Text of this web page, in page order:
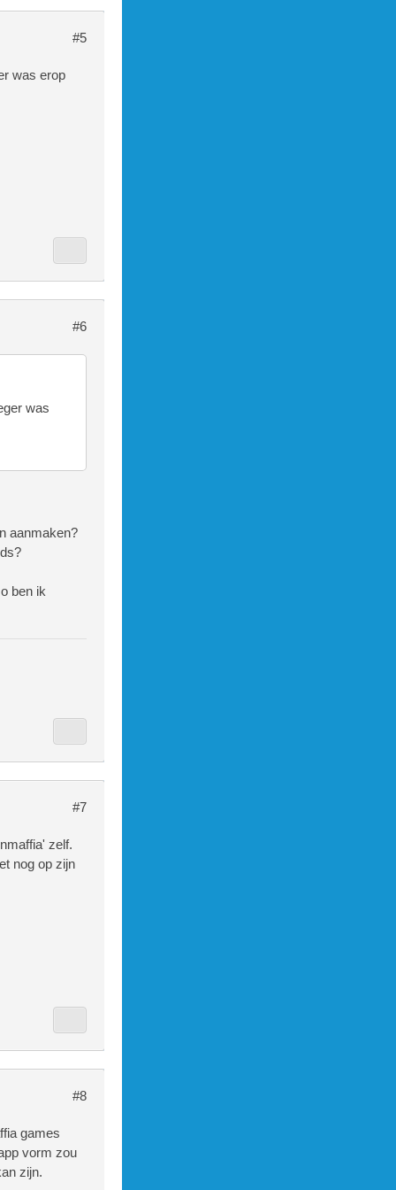
#5
was erop
#6
was
aanmaken?
ben ik
#7
zelf.
nog op zijn
#8
games
vorm zou
zijn.